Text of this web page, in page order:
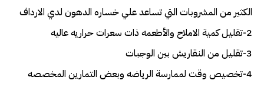
الكثير من المشروبات التي تساعد علي خساره الدهون لدي الارداف
2-تقليل كمية الاملاح والأطعمه ذات سعرات حراريه عاليه
3-تقليل من النقاريش بين الوجبات
4-تخصيص وقت لممارسة الرياضه وبعض التمارين المخصصه